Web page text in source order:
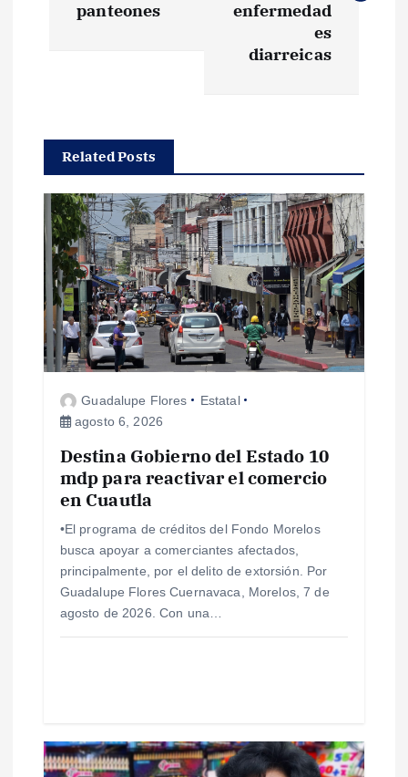
a
c
ó
n
d
s
panteones
enfermedad
es
diarreicas
Related Posts
Guadalupe Flores
Estatal
agosto 6, 2026
Destina Gobierno del Estado 10
mdp para reactivar el comercio
en Cuautla
•El programa de créditos del Fondo Morelos
busca apoyar a comerciantes afectados,
principalmente, por el delito de extorsión. Por
Guadalupe Flores Cuernavaca, Morelos, 7 de
agosto de 2026. Con una…